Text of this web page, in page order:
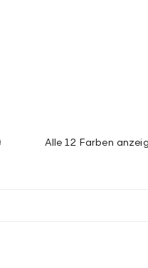
Alle 12 Farben